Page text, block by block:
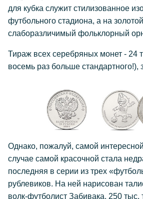
для кубка служит стилизованное
футбольного стадиона, а на
слаборазличимый фольклорный
Тираж всех серебряных монет - 24
восемь раз больше стандартного!),
Однако, пожалуй, самой
случае самой красочной стала
последняя в серии из трех
рублевиков. На ней нарисован
волк-футболист Забивака. 250 тыс.